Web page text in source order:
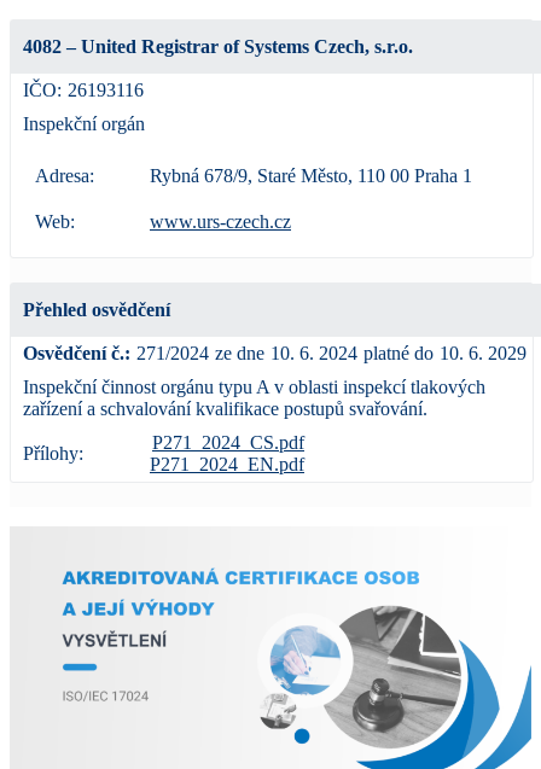
4082 – United Registrar of Systems Czech, s.r.o.
IČO: 26193116
Inspekční orgán
Adresa: Rybná 678/9, Staré Město, 110 00 Praha 1
Web: www.urs-czech.cz
Přehled osvědčení
Osvědčení č.: 271/2024 ze dne 10. 6. 2024 platné do 10. 6. 2029
Inspekční činnost orgánu typu A v oblasti inspekcí tlakových
zařízení a schvalování kvalifikace postupů svařování.
Přílohy:
P271_2024_CS.pdf
P271_2024_EN.pdf